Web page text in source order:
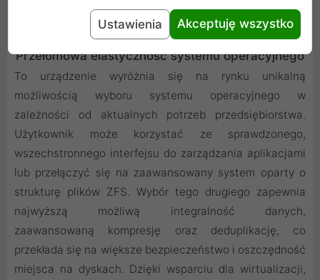
Przełomowa elastyczność systemu operacyjnego
To urządzenie wyróżnia się na rynku unikalną
możliwością wyboru systemu operacyjnego w
zależności od aktualnych potrzeb przedsiębiorstwa.
Użytkownik może korzystać ze sprawdzonego,
wszechstronnego interfejsu do zarządzania aplikacjami
lub przełączyć się na zaawansowany system oparty o
strukturę plików ZFS. Wybór tego drugiego zapewnia
najwyższą możliwą integralność danych,
zaawansowaną kompresję oraz deduplikację, co
przekłada się na większe bezpieczeństwo i oszczędność
miejsca na dyskach. Dzięki wsparciu dla wirtualizacji,
Ustawienia Akceptuję wszystko